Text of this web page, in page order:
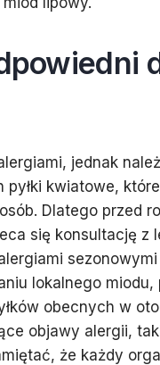
jednak
kwiatowe,
Dlatego przed
się konsultację z
lokalnego miodu,
obecnych w
objawy alergii,
że każdy